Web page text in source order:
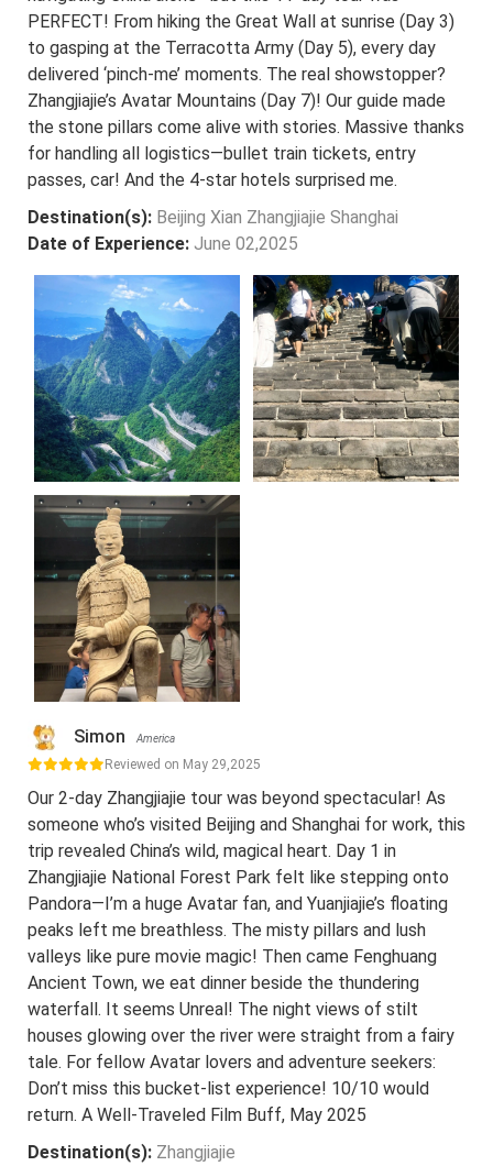
PERFECT! From hiking the Great Wall at sunrise (Day 3)
to gasping at the Terracotta Army (Day 5), every day
delivered ‘pinch-me’ moments. The real showstopper?
Zhangjiajie’s Avatar Mountains (Day 7)! Our guide made
the stone pillars come alive with stories. Massive thanks
for handling all logistics—bullet train tickets, entry
passes, car! And the 4-star hotels surprised me.
Destination(s): Beijing Xian Zhangjiajie Shanghai
Date of Experience: June 02,2025
Simon America
Reviewed on May 29,2025
Our 2-day Zhangjiajie tour was beyond spectacular! As
someone who’s visited Beijing and Shanghai for work, this
trip revealed China’s wild, magical heart. Day 1 in
Zhangjiajie National Forest Park felt like stepping onto
Pandora—I’m a huge Avatar fan, and Yuanjiajie’s floating
peaks left me breathless. The misty pillars and lush
valleys like pure movie magic! Then came Fenghuang
Ancient Town, we eat dinner beside the thundering
waterfall. It seems Unreal! The night views of stilt
houses glowing over the river were straight from a fairy
tale. For fellow Avatar lovers and adventure seekers:
Don’t miss this bucket-list experience! 10/10 would
return. A Well-Traveled Film Buff, May 2025
Destination(s): Zhangjiajie